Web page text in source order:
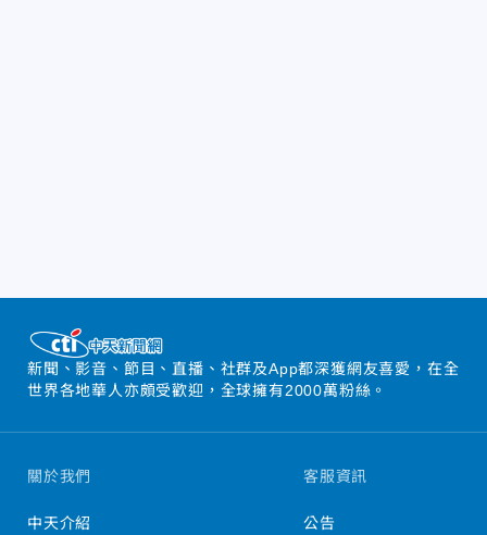
新聞、影音、節目、直播、社群及App都深獲網友喜愛，在全
世界各地華人亦頗受歡迎，全球擁有2000萬粉絲。
關於我們
中天介紹
客服資訊
公告